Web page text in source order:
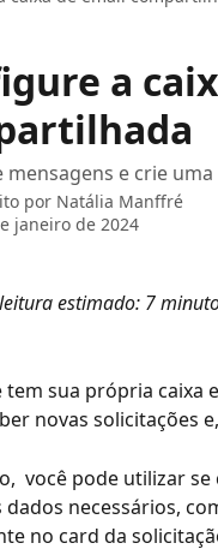
a
mensagens e crie
por Natália Manffré
janeiro de 2024
estimado: 7
tem sua própria caixa
novas solicitações
você pode utilizar
dados necessários,
no card da